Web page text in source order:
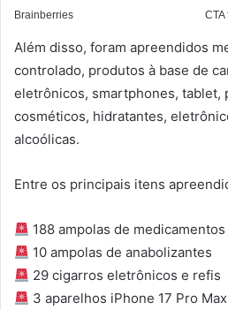
Além disso, foram apreendidos
controlado, produtos à base de
eletrônicos, smartphones, tablet,
cosméticos, hidratantes,
alcoólicas.
Entre os principais itens
188 ampolas de
10 ampolas de anabolizantes
29 cigarros eletrônicos e refis
3 aparelhos iPhone 17 Pro Max